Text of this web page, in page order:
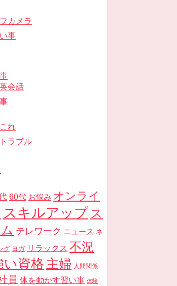
カメラ
事
会話
れ
ラブル
60代 お悩み オンライ
スキルアップ ス
テレワーク ニュース ネ
グ ヨガ リラックス 不況
い資格 主婦 人間関係
員 体を動かす習い事 体験